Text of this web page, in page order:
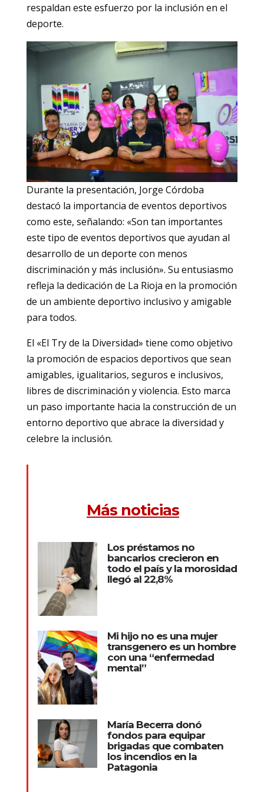
respaldan este esfuerzo por la inclusión en el
deporte.
Durante la presentación, Jorge Córdoba
destacó la importancia de eventos deportivos
como este, señalando: «Son tan importantes
este tipo de eventos deportivos que ayudan al
desarrollo de un deporte con menos
discriminación y más inclusión». Su entusiasmo
refleja la dedicación de La Rioja en la promoción
de un ambiente deportivo inclusivo y amigable
para todos.
El «El Try de la Diversidad» tiene como objetivo
la promoción de espacios deportivos que sean
amigables, igualitarios, seguros e inclusivos,
libres de discriminación y violencia. Esto marca
un paso importante hacia la construcción de un
entorno deportivo que abrace la diversidad y
celebre la inclusión.
Más noticias
Los préstamos no
bancarios crecieron en
todo el país y la morosidad
llegó al 22,8%
Mi hijo no es una mujer
transgenero es un hombre
con una “enfermedad
mental”
María Becerra donó
fondos para equipar
brigadas que combaten
los incendios en la
Patagonia